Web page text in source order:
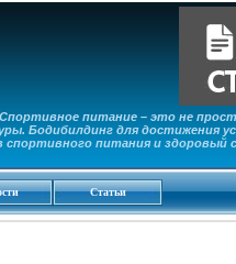
питание – это не
Бодибилдинг для достижения
питания и
Статьи